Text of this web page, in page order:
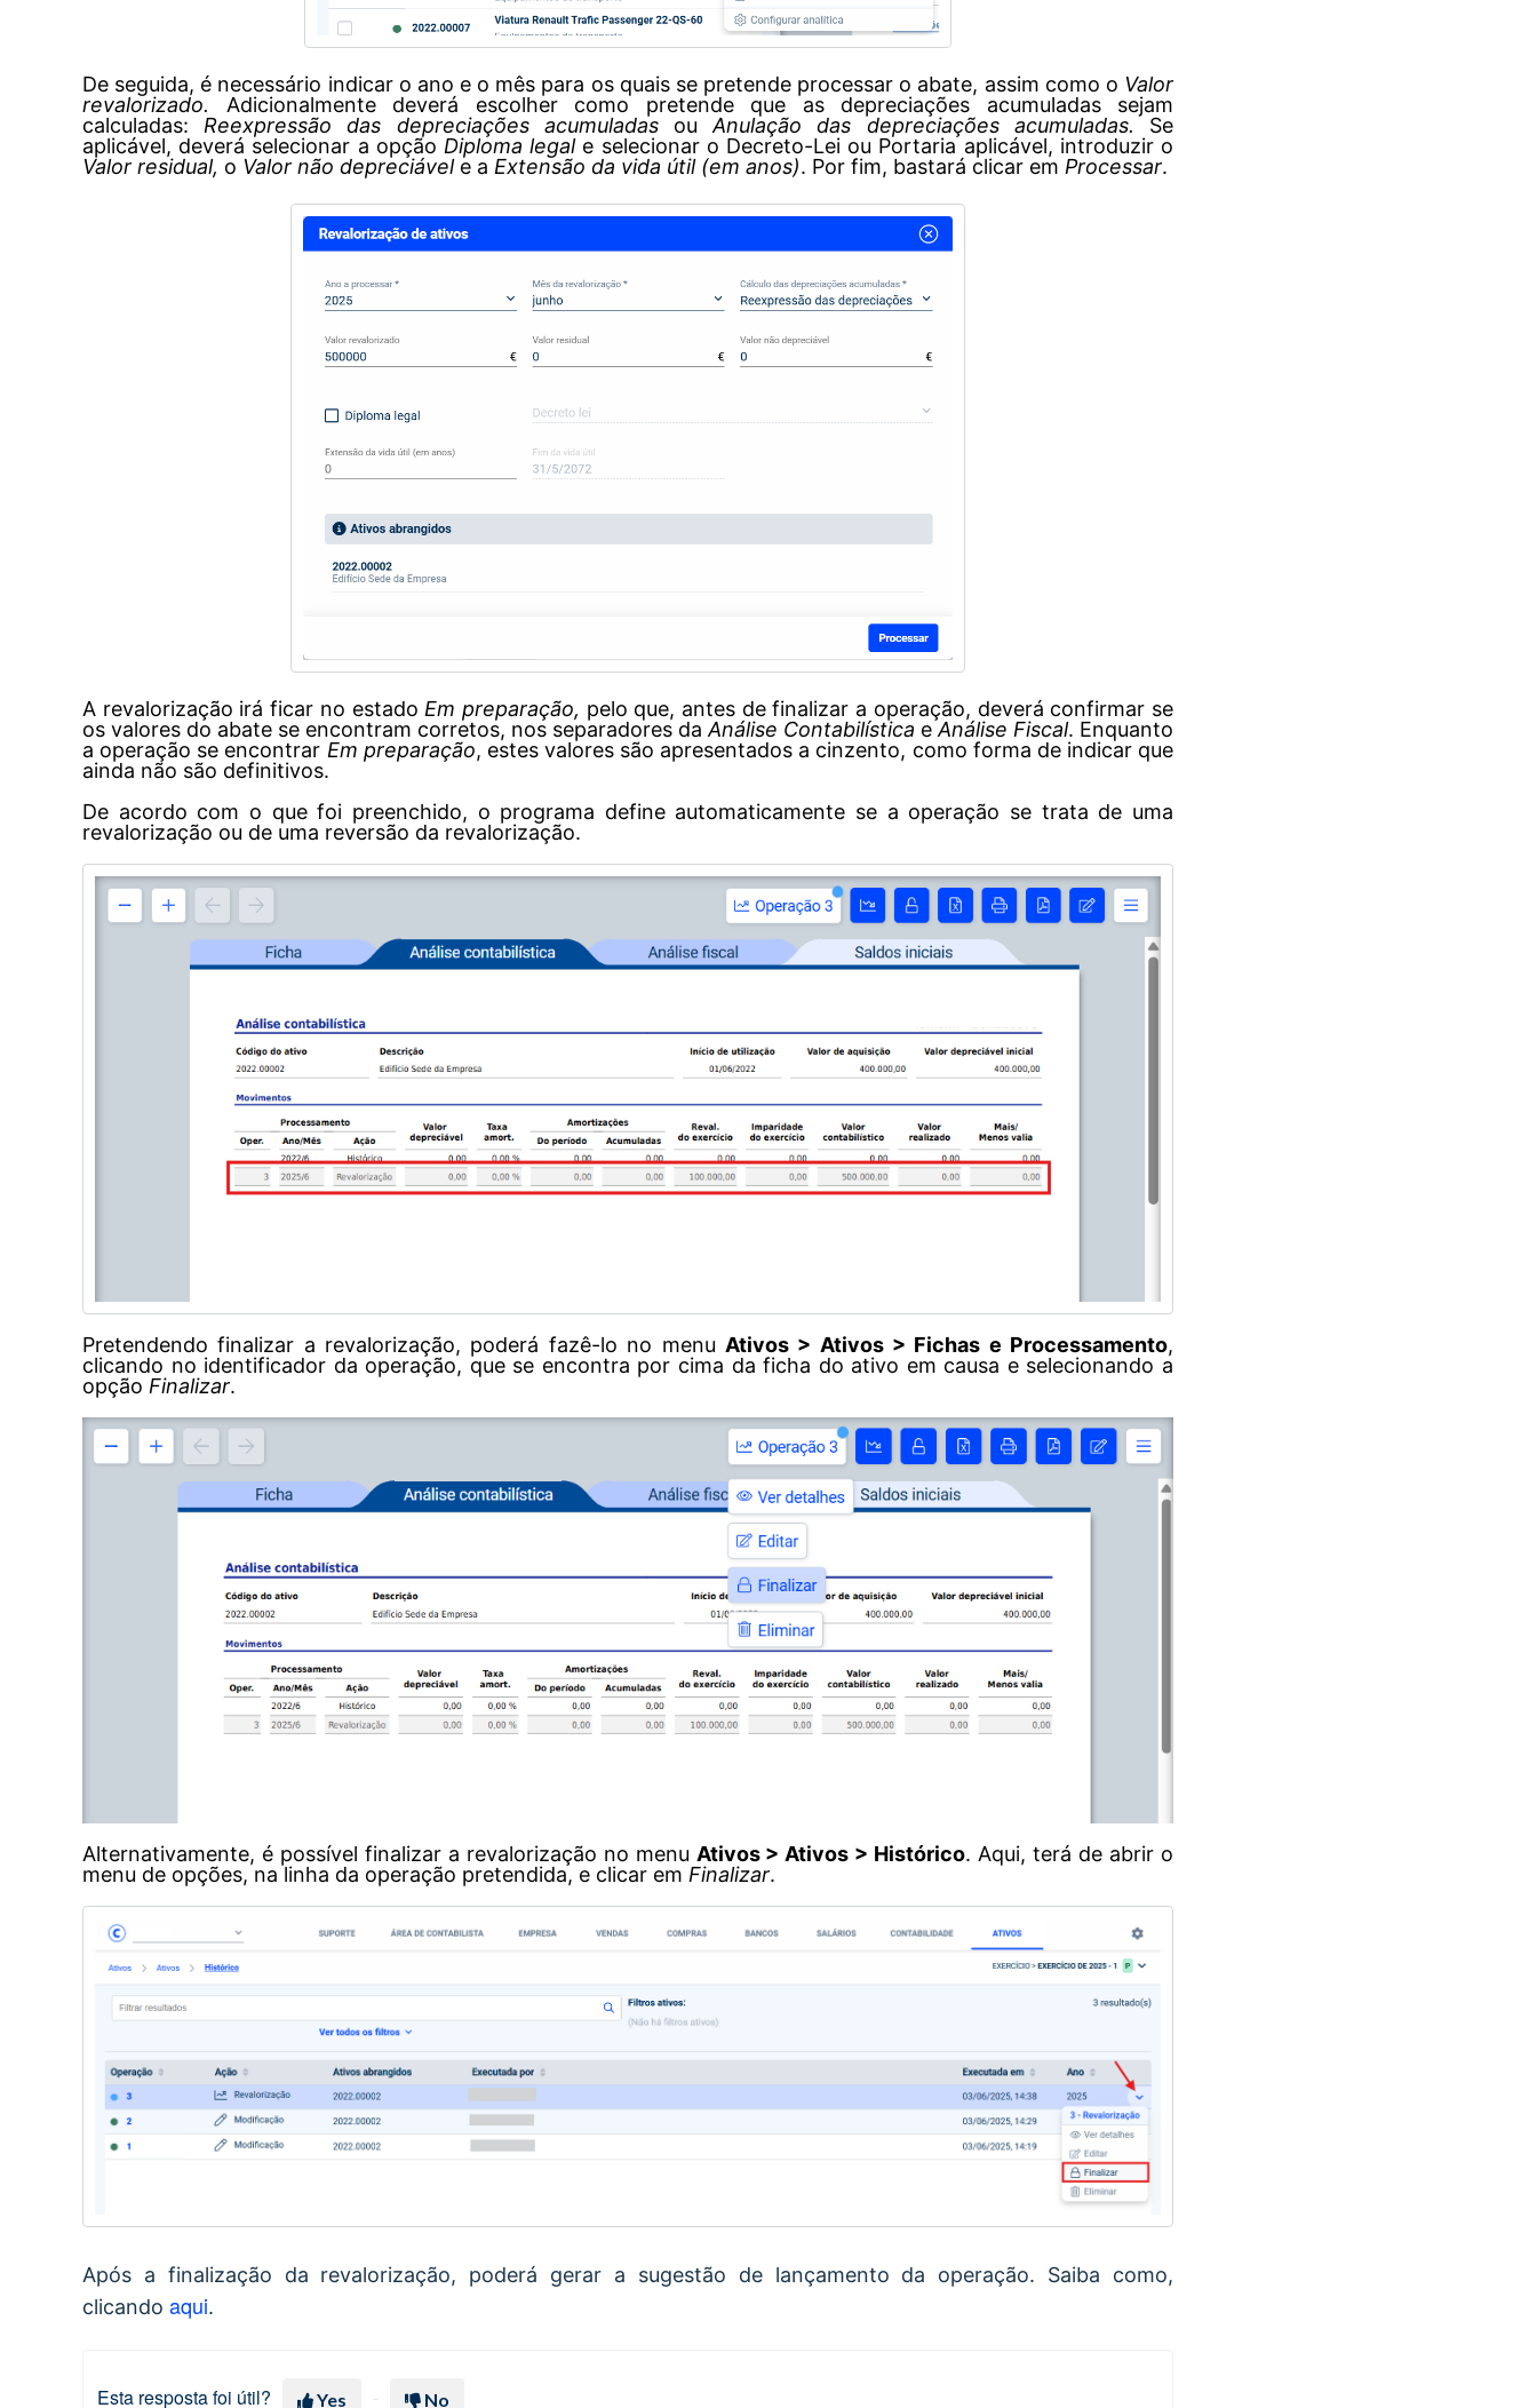
De seguida, é necessário indicar o ano e o mês para os quais se pretende processar o abate, assim como o Valor
revalorizado. Adicionalmente deverá escolher como pretende que as depreciações acumuladas sejam
calculadas:Reexpressão das depreciações acumuladasouAnulação das depreciações acumuladas. Se
aplicável, deverá selecionar a opção Diploma legale selecionar o Decreto-Lei ou Portaria aplicável, introduzir o
Valor residual, o Valor não depreciávele a Extensão da vida útil (em anos). Por fim, bastará clicar em Processar.
A revalorização irá ficar no estadoEm preparação, pelo que, antes de finalizar a operação, deverá confirmar se
os valores do abate se encontram corretos, nos separadores daAnálise Contabilística eAnálise Fiscal. Enquanto
a operação se encontrar Em preparação, estes valores são apresentados a cinzento, como forma de indicar que
ainda não são definitivos.
De acordo com o que foi preenchido, o programa define automaticamente se a operação se trata de uma
revalorização ou de uma reversão da revalorização.
Pretendendo finalizar a revalorização, poderá fazê-lo no menu Ativos > Ativos > Fichas e Processamento,
clicando no identificador da operação, que se encontra por cima da ficha do ativo em causa e selecionando a
opção Finalizar.
Alternativamente, é possível finalizar a revalorização no menu Ativos > Ativos > Histórico. Aqui, terá de abrir o
menu de opções, na linha da operação pretendida, e clicar em Finalizar.
Após a finalização da revalorização, poderá gerar a sugestão de lançamento da operação. Saiba como,
clicando aqui.
Esta resposta foi útil? Yes No